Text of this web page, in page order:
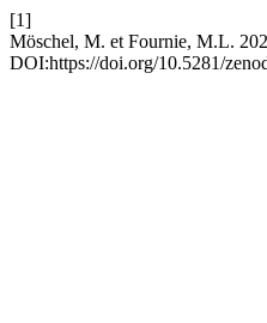
[1]
Möschel, M. et Fournie, M.L.
DOI:https://doi.org/10.5281/